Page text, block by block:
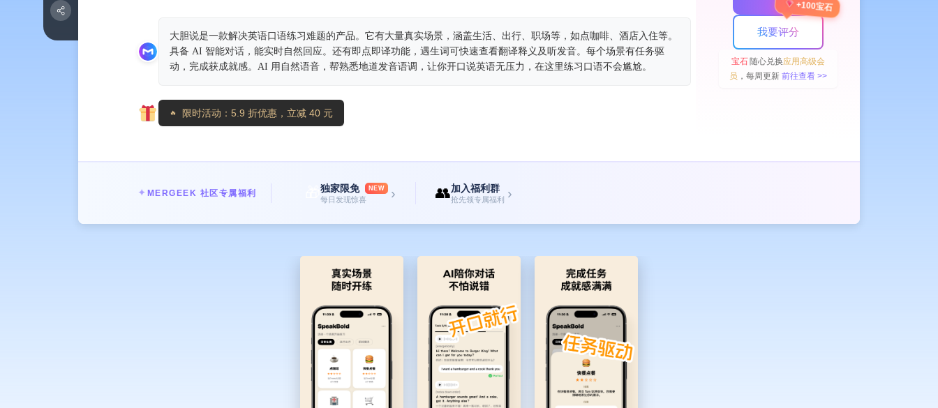
大胆说是一款解决英语口语练习难题的产品。它有大量真实场景，涵盖生活、出行、职场等，如点咖啡、酒店入住等。
具备 AI 智能对话，能实时自然回应。还有即点即译功能，遇生词可快速查看翻译释义及听发音。每个场景有任务驱
动，完成获成就感。AI 用自然语音，帮熟悉地道发音语调，让你开口说英语无压力，在这里练习口语不会尴尬。
限时活动：5.9 折优惠，立减 40 元
我要评分
+100宝石
宝石随心兑换应用高级会
员 ，每周更新 前往查看 >>
✦ MERGEEK 社区专属福利 独家限免 NEW
每日发现惊喜 › 👥加入福利群
抢先领专属福利 ›